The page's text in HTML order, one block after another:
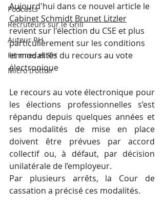
Podcasts
Recruteurs sur le Grill
Auteur RH
Femmes et RH
Micro trottoir
Aujourd'hui dans ce nouvel article le
Cabinet Schmidt Brunet Litzler
revient sur l'élection du CSE et plus
particulièrement sur les conditions
et modalités du recours au vote
électronique
Le recours au vote électronique pour
les élections professionnelles s’est
répandu depuis quelques années et
ses modalités de mise en place
doivent être prévues par accord
collectif ou, à défaut, par décision
unilatérale de l’employeur.
Par plusieurs arrêts, la Cour de
cassation a précisé ces modalités.